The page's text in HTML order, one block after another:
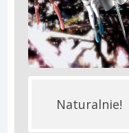
Naturalnie!